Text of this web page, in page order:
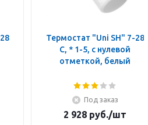
Термостат "Uni SH" 7-28
C, * 1-5, с нулевой
отметкой, белый
Под заказ
2 928 руб./шт